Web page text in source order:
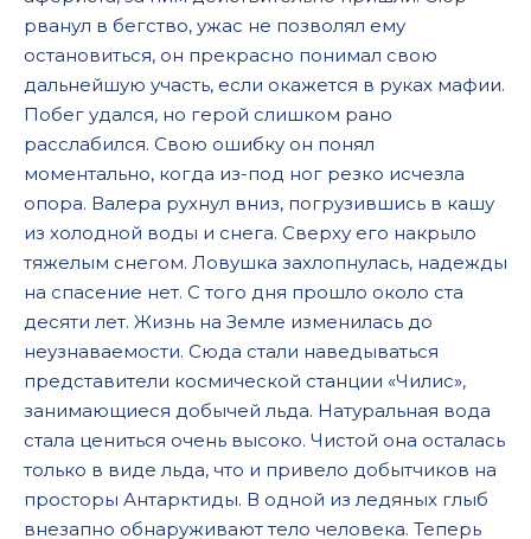
рванул в бегство, ужас не позволял ему
остановиться, он прекрасно понимал свою
дальнейшую участь, если окажется в руках мафии.
Побег удался, но герой слишком рано
расслабился. Свою ошибку он понял
моментально, когда из-под ног резко исчезла
опора. Валера рухнул вниз, погрузившись в кашу
из холодной воды и снега. Сверху его накрыло
тяжелым снегом. Ловушка захлопнулась, надежды
на спасение нет. С того дня прошло около ста
десяти лет. Жизнь на Земле изменилась до
неузнаваемости. Сюда стали наведываться
представители космической станции «Чилис»,
занимающиеся добычей льда. Натуральная вода
стала цениться очень высоко. Чистой она осталась
только в виде льда, что и привело добытчиков на
просторы Антарктиды. В одной из ледяных глыб
внезапно обнаруживают тело человека. Теперь